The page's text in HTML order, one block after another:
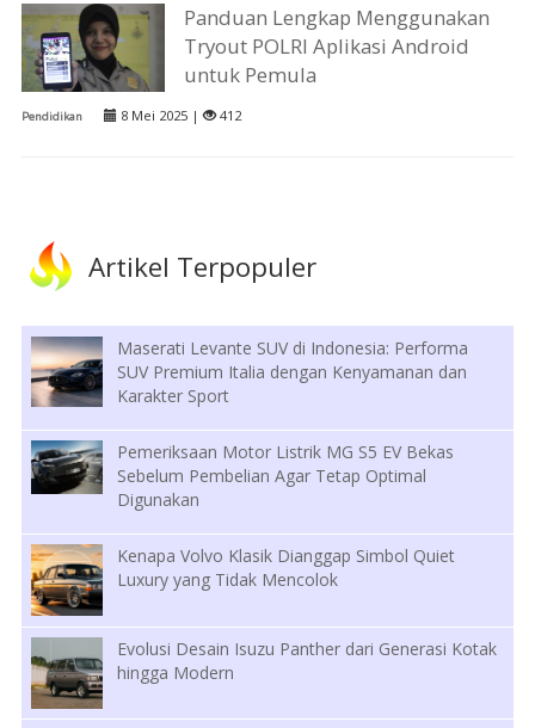
Panduan Lengkap Menggunakan
Tryout POLRI Aplikasi Android
untuk Pemula
Pendidikan 8 Mei 2025 | 412
Artikel Terpopuler
Maserati Levante SUV di Indonesia: Performa
SUV Premium Italia dengan Kenyamanan dan
Karakter Sport
Pemeriksaan Motor Listrik MG S5 EV Bekas
Sebelum Pembelian Agar Tetap Optimal
Digunakan
Kenapa Volvo Klasik Dianggap Simbol Quiet
Luxury yang Tidak Mencolok
Evolusi Desain Isuzu Panther dari Generasi Kotak
hingga Modern